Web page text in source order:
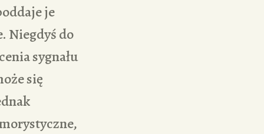
je
Niegdyś do
sygnału
się